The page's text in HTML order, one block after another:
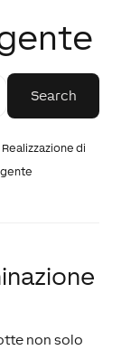
Realizzazione di
non solo